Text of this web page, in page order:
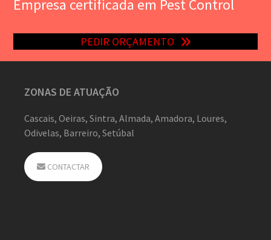
Empresa certificada em Pest Control
PEDIR ORÇAMENTO
ZONAS DE ATUAÇÃO
Cascais, Oeiras, Sintra, Almada, Amadora, Loures,
Odivelas, Barreiro, Setúbal
CONTACTAR